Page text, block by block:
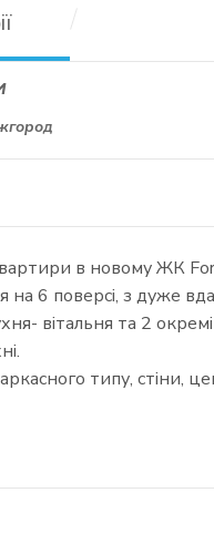
в новому ЖК
на 6 поверсі, з дуже
вітальня та 2
типу, стіни,